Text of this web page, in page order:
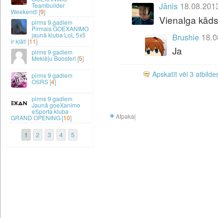
Jānis
Vienalga
Brushie
Ja
Apskatīt vēl 3
Atpakaļ
Teambuilder
Weekend! [9]
9 gadiem
Pirmais GOEXANIMO
jaunā kluba LoL 5x5
ir klāt! [11]
9 gadiem
Meklēju Boosteri [5]
9 gadiem
OSRS [4]
9 gadiem
Jaunā goeXanimo
eSporta kluba
GRAND OPENING [10]
1 2 3 4 5